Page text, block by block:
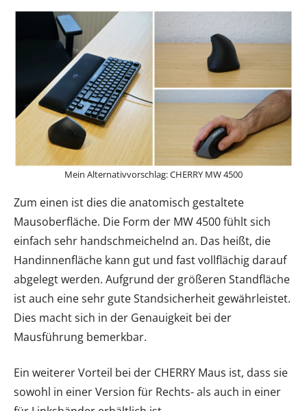
Mein Alternativvorschlag: CHERRY MW 4500
Zum einen ist dies die anatomisch gestaltete
Mausoberfläche. Die Form der MW 4500 fühlt sich
einfach sehr handschmeichelnd an. Das heißt, die
Handinnenfläche kann gut und fast vollflächig darauf
abgelegt werden. Aufgrund der größeren Standfläche
ist auch eine sehr gute Standsicherheit gewährleistet.
Dies macht sich in der Genauigkeit bei der
Mausführung bemerkbar.
Ein weiterer Vorteil bei der CHERRY Maus ist, dass sie
sowohl in einer Version für Rechts- als auch in einer